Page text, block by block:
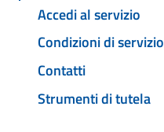
Accedi al servizio
Condizioni di servizio
Contatti
Strumenti di tutela